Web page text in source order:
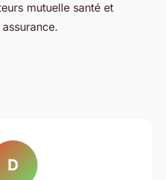
mutuelle santé et
assurance.
D